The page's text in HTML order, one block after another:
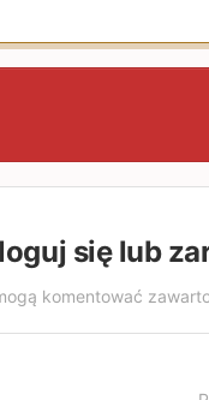
się lub
komentować